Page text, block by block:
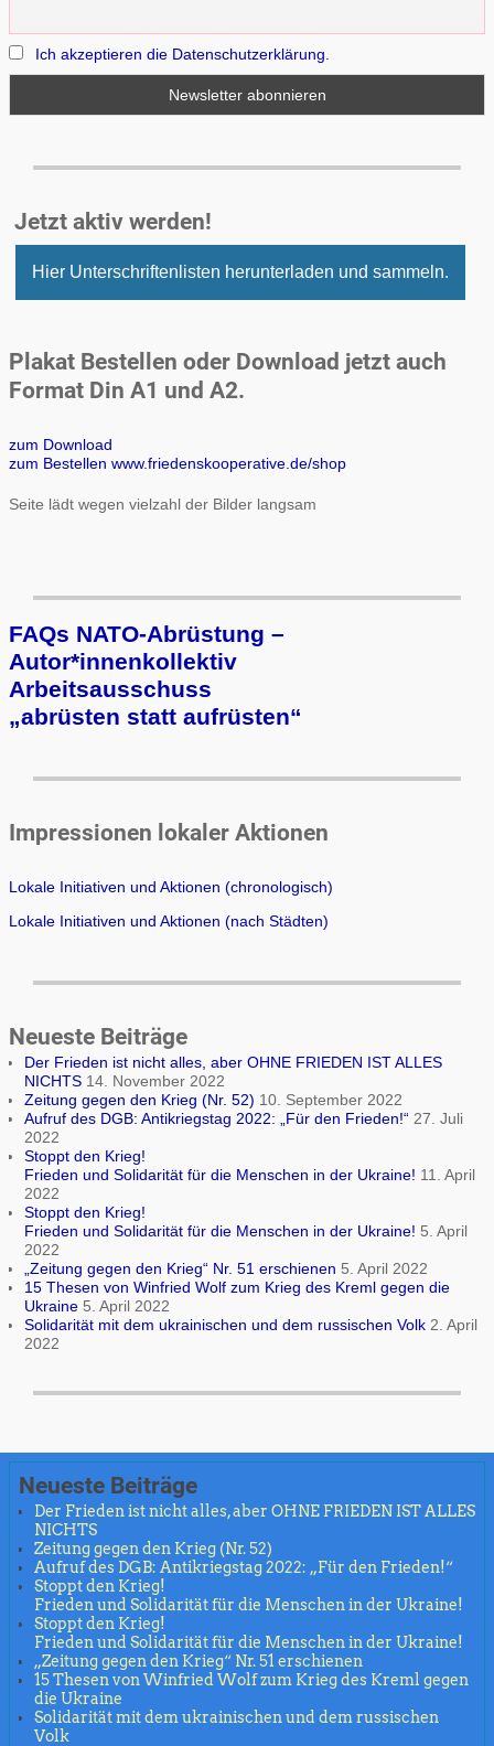
Ich akzeptieren die Datenschutzerklärung.
Jetzt aktiv werden!
Hier Unterschriftenlisten herunterladen und sammeln.
Plakat Bestellen oder Download jetzt auch
Format Din A1 und A2.
zum Download
zum Bestellen www.friedenskooperative.de/shop
Seite lädt wegen vielzahl der Bilder langsam
FAQs NATO-Abrüstung –
Autor*innenkollektiv
Arbeits­aus­schuss
„ab­rüs­ten statt auf­rüs­ten“
Impressionen lokaler Aktionen
Lokale Initiativen und Aktionen (chronologisch)
Lokale Initiativen und Aktionen (nach Städten)
Neueste Beiträge
Der Frieden ist nicht alles, aber OHNE FRIEDEN IST ALLES
NICHTS 14. November 2022
Zeitung gegen den Krieg (Nr. 52) 10. September 2022
Aufruf des DGB: Antikriegstag 2022: „Für den Frieden!“ 27. Juli
2022
Stoppt den Krieg!
Frieden und Solidarität für die Menschen in der Ukraine! 11. April
2022
Stoppt den Krieg!
Frieden und Solidarität für die Menschen in der Ukraine! 5. April
2022
„Zeitung gegen den Krieg“ Nr. 51 erschienen 5. April 2022
15 Thesen von Winfried Wolf zum Krieg des Kreml gegen die
Ukraine 5. April 2022
Solidarität mit dem ukrainischen und dem russischen Volk 2. April
2022
Neueste Beiträge
Der Frieden ist nicht alles, aber OHNE FRIEDEN IST ALLES
NICHTS
Zeitung gegen den Krieg (Nr. 52)
Aufruf des DGB: Antikriegstag 2022: „Für den Frieden!“
Stoppt den Krieg!
Frieden und Solidarität für die Menschen in der Ukraine!
Stoppt den Krieg!
Frieden und Solidarität für die Menschen in der Ukraine!
„Zeitung gegen den Krieg“ Nr. 51 erschienen
15 Thesen von Winfried Wolf zum Krieg des Kreml gegen
die Ukraine
Solidarität mit dem ukrainischen und dem russischen
Volk